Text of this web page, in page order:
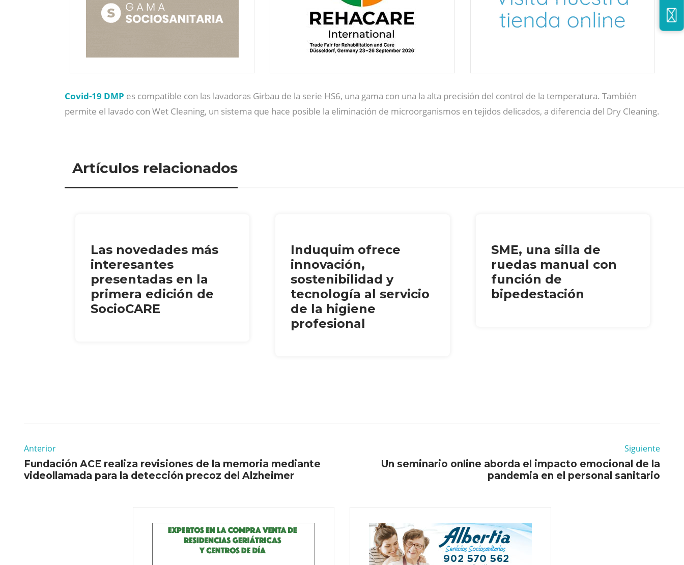
Covid-19 DMP es compatible con las lavadoras Girbau de la serie HS6, una gama con una la alta precisión del control de la temperatura. También
permite el lavado con Wet Cleaning, un sistema que hace posible la eliminación de microorganismos en tejidos delicados, a diferencia del Dry Cleaning.
Artículos relacionados
Las novedades más
interesantes
presentadas en la
primera edición de
SocioCARE
Induquim ofrece
innovación,
sostenibilidad y
tecnología al servicio
de la higiene
profesional
SME, una silla de
ruedas manual con
función de
bipedestación
Anterior
Fundación ACE realiza revisiones de la memoria mediante
videollamada para la detección precoz del Alzheimer
Siguiente
Un seminario online aborda el impacto emocional de la
pandemia en el personal sanitario